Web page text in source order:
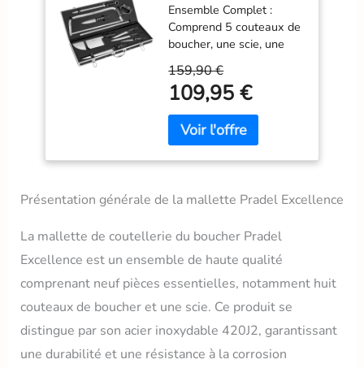
- Couteaux de
Boucher, Scie,
Aiguiseur - Acier
Inoxydable 420J2 -
Mallette Aluminium
- Logo Gravé,
Noir,argent
Ensemble Complet :
Comprend 5 couteaux de
boucher, une scie, une
fusil d'affûtage, offrant
une solution complète
pour toutes les tâches de
découpe en cuisine
Lames Inoxydables :
Fabriquées en acier
lames assurent une
résistance à la corrosion,
intensif Manches
Ergonomiques : Les
manches rivetés en ABS
offrent une prise en main
confortable et sécurisée,
facilitant le travail
159,90 €
109,95 €
Présentation générale de la mallette Pradel Excellence
La mallette de coutellerie du boucher Pradel
Excellence est un ensemble de haute qualité
comprenant neuf pièces essentielles, notamment huit
couteaux de boucher et une scie. Ce produit se
distingue par son acier inoxydable 420J2, garantissant
une durabilité et une résistance à la corrosion